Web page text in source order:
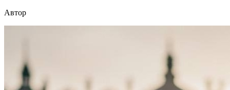
Автор